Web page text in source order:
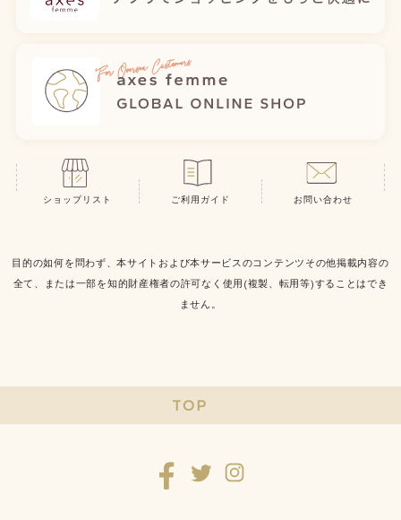
ショップリスト ご利用ガイド お問い合わせ
目的の如何を問わず、本サイトおよび本サービスのコンテンツその他掲載内容の
全て、または一部を知的財産権者の許可なく使用(複製、転用等)することはでき
ません。
TOP